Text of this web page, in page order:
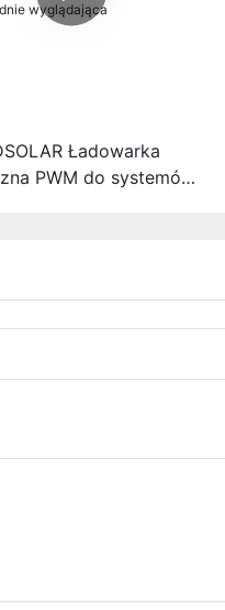
Ładowarka
PWM do systemów